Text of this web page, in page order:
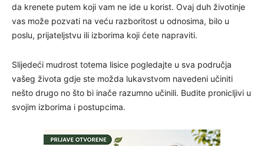
da krenete putem koji vam ne ide u korist. Ovaj duh životinje
vas može pozvati na veću razboritost u odnosima, bilo u
poslu, prijateljstvu ili izborima koji ćete napraviti.
Slijedeći mudrost totema lisice pogledajte u sva područja
vašeg života gdje ste možda lukavstvom navedeni učiniti
nešto drugo no što bi inače razumno učinili. Budite pronicljivi u
svojim izborima i postupcima.